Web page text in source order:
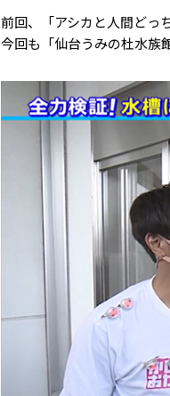
前回、「アシカと人間どっ
今回も「仙台うみの杜水族